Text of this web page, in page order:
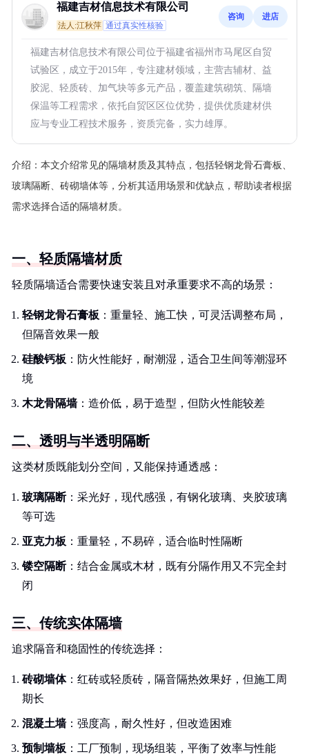
福建吉材信息技术有限公司
法人:江秋萍 通过真实性核验
咨询 进店
福建吉材信息技术有限公司位于福建省福州市马尾区自贸
试验区，成立于2015年，专注建材领域，主营吉辅材、益
胶泥、轻质砖、加气块等多元产品，覆盖建筑砌筑、隔墙
保温等工程需求，依托自贸区区位优势，提供优质建材供
应与专业工程技术服务，资质完备，实力雄厚。
介绍： 本文介绍常见的隔墙材质及其特点，包括轻钢龙骨石膏板、
玻璃隔断、砖砌墙体等，分析其适用场景和优缺点，帮助读者根据
需求选择合适的隔墙材质。
一、轻质隔墙材质
轻质隔墙适合需要快速安装且对承重要求不高的场景：
轻钢龙骨石膏板 ：重量轻、施工快，可灵活调整布局，
但隔音效果一般
硅酸钙板 ：防火性能好，耐潮湿，适合卫生间等潮湿环
境
木龙骨隔墙：造价低，易于造型，但防火性能较差
二、透明与半透明隔断
这类材质既能划分空间，又能保持通透感：
玻璃隔断：采光好，现代感强，有钢化玻璃、夹胶玻璃
等可选
亚克力板 ：重量轻，不易碎，适合临时性隔断
镂空隔断：结合金属或木材，既有分隔作用又不完全封
闭
三、传统实体隔墙
追求隔音和稳固性的传统选择：
砖砌墙体：红砖或轻质砖，隔音隔热效果好，但施工周
期长
混凝土墙：强度高，耐久性好，但改造困难
预制墙板 ：工厂预制，现场组装，平衡了效率与性能